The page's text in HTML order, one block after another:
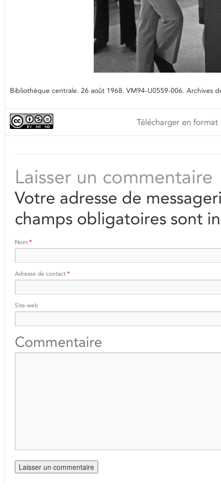
Bibliothèque centrale. 26 août 1968. VM94-U0559-006. Archives
Télécharger en
Laisser un commentaire
Votre adresse de
champs obligatoires sont
Nom *
Adresse de contact *
Site web
Commentaire